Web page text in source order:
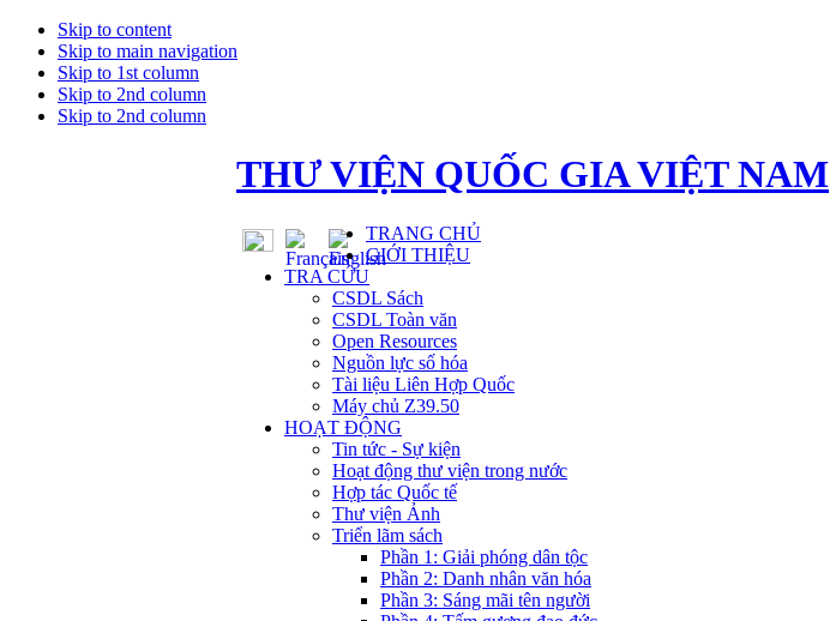
Skip to content
Skip to main navigation
Skip to 1st column
Skip to 2nd column
Skip to 2nd column
THƯ VIỆN QUỐC GIA VIỆT NAM
TRANG CHỦ
GIỚI THIỆU
TRA CỨU
CSDL Sách
CSDL Toàn văn
Open Resources
Nguồn lực số hóa
Tài liệu Liên Hợp Quốc
Máy chủ Z39.50
HOẠT ĐỘNG
Tin tức - Sự kiện
Hoạt động thư viện trong nước
Hợp tác Quốc tế
Thư viện Ảnh
Triển lãm sách
Phần 1: Giải phóng dân tộc
Phần 2: Danh nhân văn hóa
Phần 3: Sáng mãi tên người